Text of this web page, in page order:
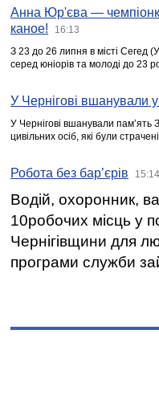
Анна Юр'єва —
каное!
16:13
З 23 до 26 липня в місті Сегед
серед юніорів та молоді до 23
У Чернігові вшанували
У Чернігові вшанували пам’ять
цивільних осіб, які були
Робота без бар’єрів 15:14
Водій, охоронник,
10робочих місць у
Чернігівщини для
програми служби